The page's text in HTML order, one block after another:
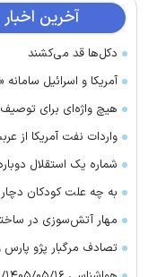
آخرین اخبار
دکل‌ها قد می‌کشند
آمریکا و اسرائیل
هیچ واژه‌ای برای
واردات نفت آمریکا از
شماره یک استقلال
به چه علت کودکان
مهار آتش‌سوزی در ساختمان ۵‌طبقه
تصادف مرگبار پژو پارس و ساینا